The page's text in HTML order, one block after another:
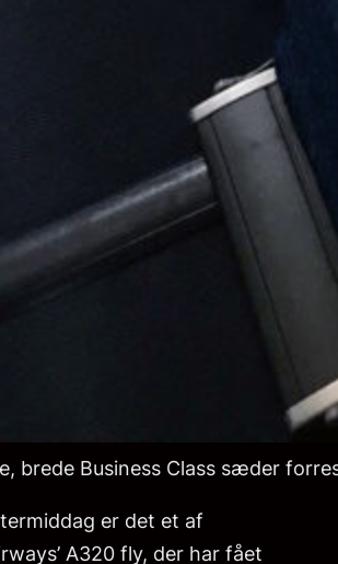
brede Business Class sæder
er det et af
A320 fly, der har fået